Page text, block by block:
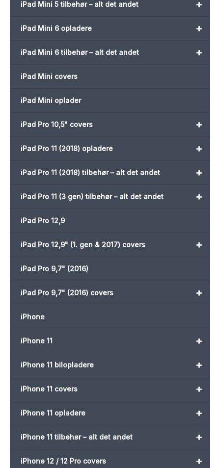
+
iPad Mini 5 tilbehør – alt det andet
+
iPad Mini 6 opladere
+
iPad Mini 6 tilbehør – alt det andet
iPad Mini covers
iPad Mini oplader
+
iPad Pro 10,5" covers
+
iPad Pro 11 (2018) opladere
+
iPad Pro 11 (2018) tilbehør – alt det andet
+
iPad Pro 11 (3 gen) tilbehør – alt det andet
iPad Pro 12,9
+
iPad Pro 12,9" (1. gen & 2017) covers
iPad Pro 9,7" (2016)
+
iPad Pro 9,7" (2016) covers
iPhone
+
iPhone 11
+
iPhone 11 bilopladere
+
iPhone 11 covers
+
iPhone 11 opladere
+
iPhone 11 tilbehør – alt det andet
+
iPhone 12 / 12 Pro covers